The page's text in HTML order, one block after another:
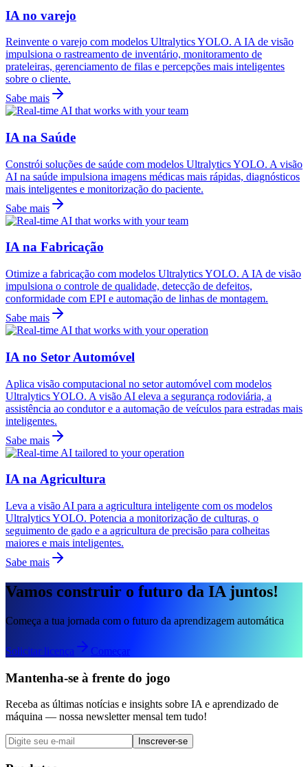
IA no varejo
Reinvente o varejo com modelos Ultralytics YOLO. A IA de visão
impulsiona o rastreamento de inventário, monitoramento de
prateleiras, gerenciamento de filas e percepções mais inteligentes
sobre o cliente.
Sabe mais
IA na Saúde
Constrói soluções de saúde com modelos Ultralytics YOLO. A visão
AI na saúde impulsiona imagens médicas mais rápidas, diagnósticos
mais inteligentes e monitorização do paciente.
Sabe mais
IA na Fabricação
Otimize a fabricação com modelos Ultralytics YOLO. A IA de visão
impulsiona o controle de qualidade, detecção de defeitos,
conformidade com EPI e automação de linhas de montagem.
Sabe mais
IA no Setor Automóvel
Aplica visão computacional no setor automóvel com modelos
Ultralytics YOLO. A visão AI eleva a segurança rodoviária, a
assistência ao condutor e a automação de veículos para estradas mais
inteligentes.
Sabe mais
IA na Agricultura
Leva a visão AI para a agricultura inteligente com os modelos
Ultralytics YOLO. Potencia a monitorização de culturas, o
seguimento de gado e a agricultura de precisão para colheitas
maiores e mais inteligentes.
Sabe mais
Vamos construir o futuro da IA juntos!
Começa a tua jornada com o futuro da aprendizagem automática
Solicitar licença Começar
Mantenha-se à frente do jogo
Receba as últimas notícias e insights sobre IA e aprendizado de
máquina — nossa newsletter mensal tem tudo!
Inscrever-se